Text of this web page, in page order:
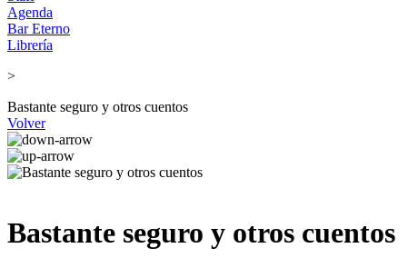
Agenda
Bar Eterno
Librería
>
Bastante seguro y otros cuentos
Volver
Bastante seguro y otros cuentos